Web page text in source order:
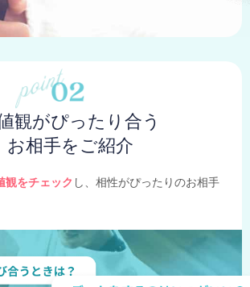
観がぴったり合う
お相手をご紹介
観をチェック し、相性がぴったりのお相手